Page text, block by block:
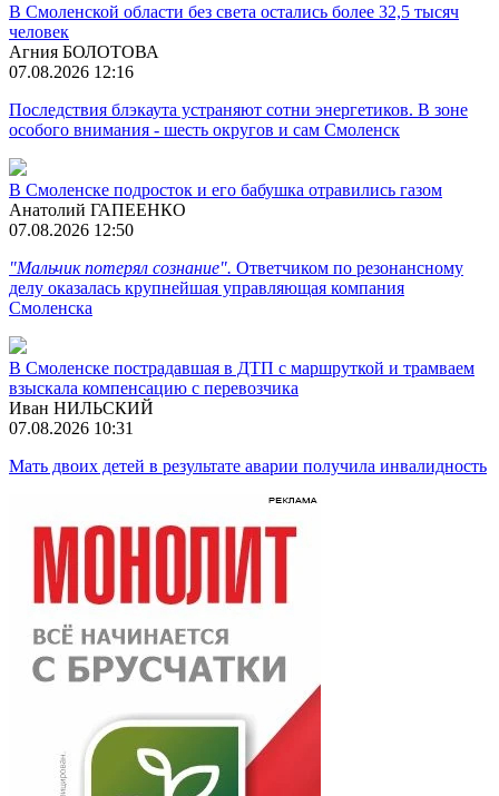
В Смоленской области без света остались более 32,5 тысяч
человек
Агния БОЛОТОВА
07.08.2026 12:16
Последствия блэкаута устраняют сотни энергетиков. В зоне
особого внимания - шесть округов и сам Смоленск
В Смоленске подросток и его бабушка отравились газом
Анатолий ГАПЕЕНКО
07.08.2026 12:50
"Мальчик потерял сознание". Ответчиком по резонансному
делу оказалась крупнейшая управляющая компания
Смоленска
В Смоленске пострадавшая в ДТП с маршруткой и трамваем
взыскала компенсацию с перевозчика
Иван НИЛЬСКИЙ
07.08.2026 10:31
Мать двоих детей в результате аварии получила инвалидность